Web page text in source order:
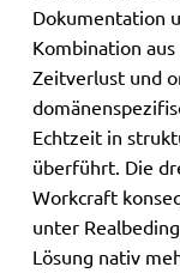
Dokumentation
Kombination
Zeitverlust und
Echtzeit in
überführt. Die
Workcraft
unter
Lösung nativ